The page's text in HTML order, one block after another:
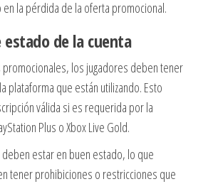
en la pérdida de la oferta promocional.
de la cuenta
promocionales, los jugadores deben tener
plataforma que están utilizando. Esto
válida si es requerida por la
Plus o Xbox Live Gold.
estar en buen estado, lo que
tener prohibiciones o restricciones que